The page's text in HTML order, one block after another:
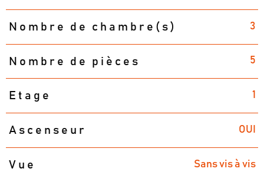
Nombre de chambre(s) 3
Nombre de pièces 5
Etage 1
Ascenseur OUI
Vue Sans vis à vis